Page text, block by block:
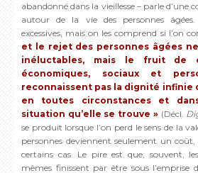
abandonné dans la vieillesse – parle d’une
autour de la vie des personnes
excessives, mais on les comprend si l’on
et le rejet des personnes âgées
inéluctables, mais le fruit de
économiques, sociaux et
reconnaissent pas la dignité infinie
en toutes circonstances et
situation qu’elle se trouve » (Décl.
se produit lorsque l’on perd le sens de la
personnes deviennent seulement un
certains cas. Le pire est que, souvent,
mêmes finissent par être sous l’emprise